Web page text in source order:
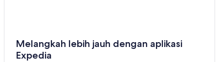
Brit Hotels di Hendaye
Apartemen di Jaunay-Clan
Melangkah lebih jauh dengan aplikasi
Expedia